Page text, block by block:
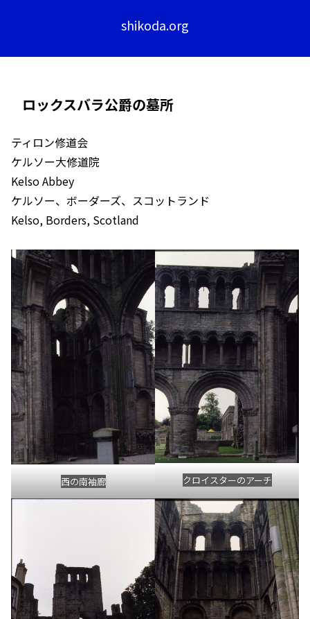
shikoda.org
ロックスバラ公爵の墓所
ティロン修道会
ケルソー大修道院
Kelso Abbey
ケルソー、ボーダーズ、スコットランド
Kelso, Borders, Scotland
西の南袖廊 クロイスターのアーチ